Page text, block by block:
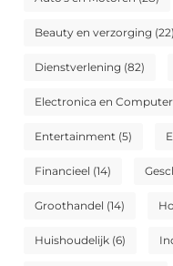
Beauty en verzorging (22)
Dienstverlening (82)
Electronica en
Entertainment (5)
Financieel (14)
Groothandel (14)
Huishoudelijk (6)